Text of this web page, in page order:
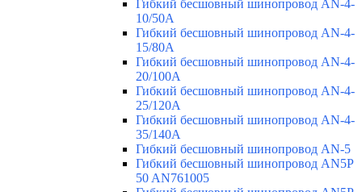
Гибкий бесшовный шинопровод AN-4-
10/50A
Гибкий бесшовный шинопровод AN-4-
15/80A
Гибкий бесшовный шинопровод AN-4-
20/100A
Гибкий бесшовный шинопровод AN-4-
25/120A
Гибкий бесшовный шинопровод AN-4-
35/140A
Гибкий бесшовный шинопровод AN-5
Гибкий бесшовный шинопровод AN5P
50 AN761005